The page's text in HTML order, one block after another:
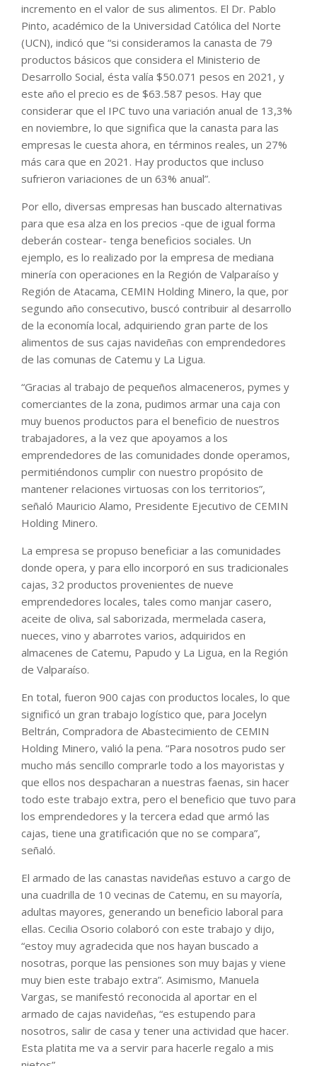
incremento en el valor de sus alimentos. El Dr. Pablo
Pinto, académico de la Universidad Católica del Norte
(UCN), indicó que “si consideramos la canasta de 79
productos básicos que considera el Ministerio de
Desarrollo Social, ésta valía $50.071 pesos en 2021, y
este año el precio es de $63.587 pesos. Hay que
considerar que el IPC tuvo una variación anual de 13,3%
en noviembre, lo que significa que la canasta para las
empresas le cuesta ahora, en términos reales, un 27%
más cara que en 2021. Hay productos que incluso
sufrieron variaciones de un 63% anual”.
Por ello, diversas empresas han buscado alternativas
para que esa alza en los precios -que de igual forma
deberán costear- tenga beneficios sociales. Un
ejemplo, es lo realizado por la empresa de mediana
minería con operaciones en la Región de Valparaíso y
Región de Atacama, CEMIN Holding Minero, la que, por
segundo año consecutivo, buscó contribuir al desarrollo
de la economía local, adquiriendo gran parte de los
alimentos de sus cajas navideñas con emprendedores
de las comunas de Catemu y La Ligua.
“Gracias al trabajo de pequeños almaceneros, pymes y
comerciantes de la zona, pudimos armar una caja con
muy buenos productos para el beneficio de nuestros
trabajadores, a la vez que apoyamos a los
emprendedores de las comunidades donde operamos,
permitiéndonos cumplir con nuestro propósito de
mantener relaciones virtuosas con los territorios”,
señaló Mauricio Alamo, Presidente Ejecutivo de CEMIN
Holding Minero.
La empresa se propuso beneficiar a las comunidades
donde opera, y para ello incorporó en sus tradicionales
cajas, 32 productos provenientes de nueve
emprendedores locales, tales como manjar casero,
aceite de oliva, sal saborizada, mermelada casera,
nueces, vino y abarrotes varios, adquiridos en
almacenes de Catemu, Papudo y La Ligua, en la Región
de Valparaíso.
En total, fueron 900 cajas con productos locales, lo que
significó un gran trabajo logístico que, para Jocelyn
Beltrán, Compradora de Abastecimiento de CEMIN
Holding Minero, valió la pena. “Para nosotros pudo ser
mucho más sencillo comprarle todo a los mayoristas y
que ellos nos despacharan a nuestras faenas, sin hacer
todo este trabajo extra, pero el beneficio que tuvo para
los emprendedores y la tercera edad que armó las
cajas, tiene una gratificación que no se compara”,
señaló.
El armado de las canastas navideñas estuvo a cargo de
una cuadrilla de 10 vecinas de Catemu, en su mayoría,
adultas mayores, generando un beneficio laboral para
ellas. Cecilia Osorio colaboró con este trabajo y dijo,
“estoy muy agradecida que nos hayan buscado a
nosotras, porque las pensiones son muy bajas y viene
muy bien este trabajo extra”. Asimismo, Manuela
Vargas, se manifestó reconocida al aportar en el
armado de cajas navideñas, “es estupendo para
nosotros, salir de casa y tener una actividad que hacer.
Esta platita me va a servir para hacerle regalo a mis